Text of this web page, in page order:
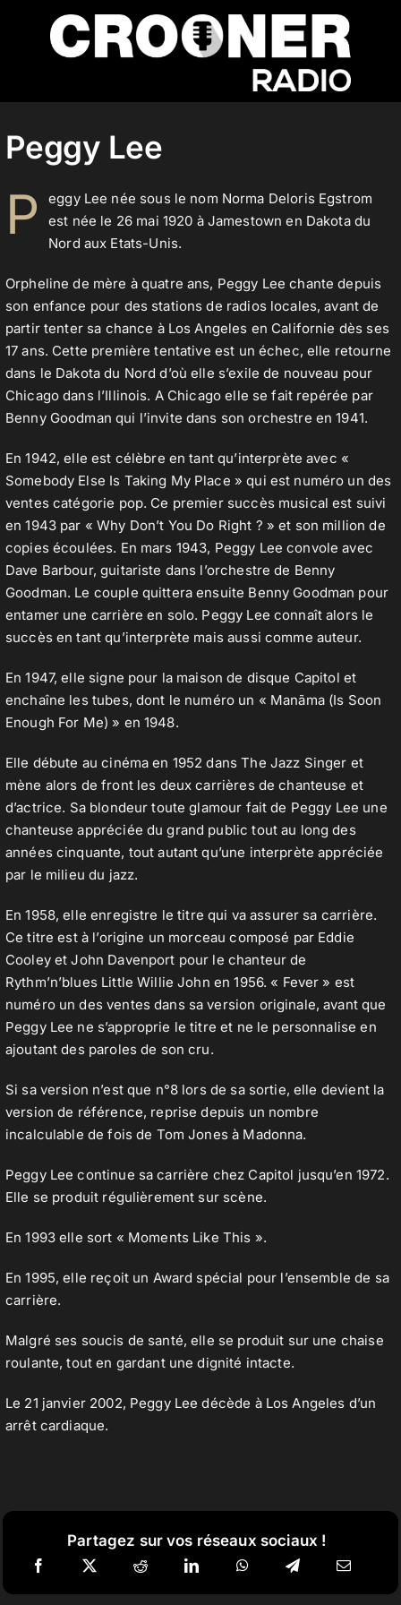
contenu
Accueil
Actualités
Nos flux audio
Télécharger notre application
Contact
Peggy Lee
P
eggy Lee née sous le nom Norma Deloris Egstrom
est née le 26 mai 1920 à Jamestown en Dakota du
Nord aux Etats-Unis.
Orpheline de mère à quatre ans, Peggy Lee chante depuis
son enfance pour des stations de radios locales, avant de
partir tenter sa chance à Los Angeles en Californie dès ses
17 ans. Cette première tentative est un échec, elle retourne
dans le Dakota du Nord d’où elle s’exile de nouveau pour
Chicago dans l’Illinois. A Chicago elle se fait repérée par
Benny Goodman qui l’invite dans son orchestre en 1941.
En 1942, elle est célèbre en tant qu’interprète avec «
Somebody Else Is Taking My Place » qui est numéro un des
ventes catégorie pop. Ce premier succès musical est suivi
en 1943 par « Why Don’t You Do Right ? » et son million de
copies écoulées. En mars 1943, Peggy Lee convole avec
Dave Barbour, guitariste dans l’orchestre de Benny
Goodman. Le couple quittera ensuite Benny Goodman pour
entamer une carrière en solo. Peggy Lee connaît alors le
succès en tant qu’interprète mais aussi comme auteur.
En 1947, elle signe pour la maison de disque Capitol et
enchaîne les tubes, dont le numéro un « Manãma (Is Soon
Enough For Me) » en 1948.
Elle débute au cinéma en 1952 dans The Jazz Singer et
mène alors de front les deux carrières de chanteuse et
d’actrice. Sa blondeur toute glamour fait de Peggy Lee une
chanteuse appréciée du grand public tout au long des
années cinquante, tout autant qu’une interprète appréciée
par le milieu du jazz.
En 1958, elle enregistre le titre qui va assurer sa carrière.
Ce titre est à l’origine un morceau composé par Eddie
Cooley et John Davenport pour le chanteur de
Rythm’n’blues Little Willie John en 1956. « Fever » est
numéro un des ventes dans sa version originale, avant que
Peggy Lee ne s’approprie le titre et ne le personnalise en
ajoutant des paroles de son cru.
Si sa version n’est que n°8 lors de sa sortie, elle devient la
version de référence, reprise depuis un nombre
incalculable de fois de Tom Jones à Madonna.
Peggy Lee continue sa carrière chez Capitol jusqu’en 1972.
Elle se produit régulièrement sur scène.
En 1993 elle sort « Moments Like This ».
En 1995, elle reçoit un Award spécial pour l’ensemble de sa
carrière.
Malgré ses soucis de santé, elle se produit sur une chaise
roulante, tout en gardant une dignité intacte.
Le 21 janvier 2002, Peggy Lee décède à Los Angeles d’un
arrêt cardiaque.
Partagez sur vos réseaux sociaux !